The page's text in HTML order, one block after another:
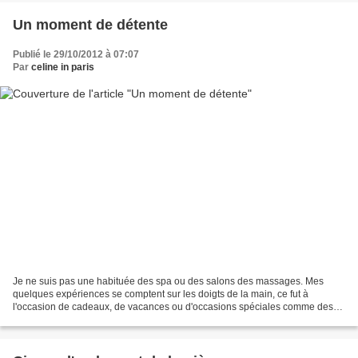
Un moment de détente
Publié le 29/10/2012 à 07:07
Par celine in paris
Je ne suis pas une habituée des spa ou des salons des massages. Mes
quelques expériences se comptent sur les doigts de la main, ce fut à
l'occasion de cadeaux, de vacances ou d'occasions spéciales comme des